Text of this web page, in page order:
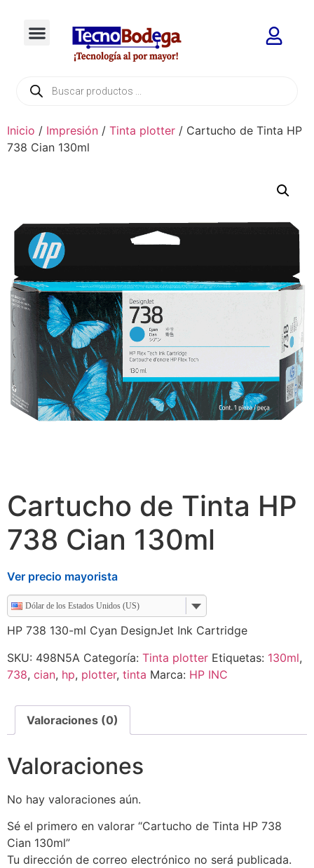
Inicio / Impresión / Tinta plotter / Cartucho de Tinta HP
738 Cian 130ml
Cartucho de Tinta HP
738 Cian 130ml
Ver precio mayorista
Dólar de los Estados Unidos (US)
HP 738 130-ml Cyan DesignJet Ink Cartridge
SKU: 498N5A Categoría: Tinta plotter Etiquetas: 130ml,
738, cian, hp, plotter, tinta Marca: HP INC
Valoraciones (0)
Valoraciones
No hay valoraciones aún.
Sé el primero en valorar “Cartucho de Tinta HP 738
Cian 130ml”
Tu dirección de correo electrónico no será publicada.